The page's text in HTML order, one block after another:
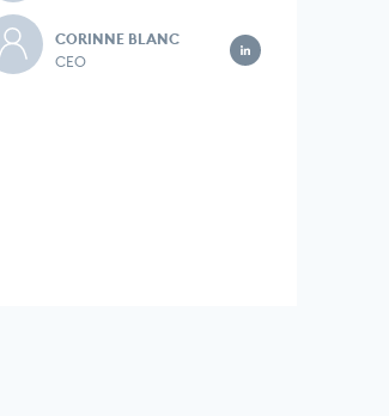
CORINNE BLANC
CEO